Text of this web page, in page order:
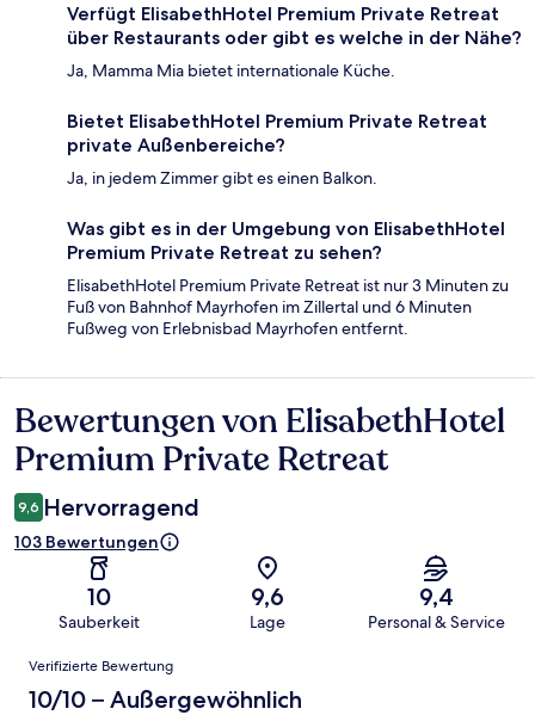
Verfügt ElisabethHotel Premium Private Retreat
über Restaurants oder gibt es welche in der Nähe?
Ja, Mamma Mia bietet internationale Küche.
Bietet ElisabethHotel Premium Private Retreat
private Außenbereiche?
Ja, in jedem Zimmer gibt es einen Balkon.
Was gibt es in der Umgebung von ElisabethHotel
Premium Private Retreat zu sehen?
ElisabethHotel Premium Private Retreat ist nur 3 Minuten zu
Fuß von Bahnhof Mayrhofen im Zillertal und 6 Minuten
Fußweg von Erlebnisbad Mayrhofen entfernt.
Bewertungen
Bewertungen von ElisabethHotel
Premium Private Retreat
9,6 Hervorragend
103 Bewertungen
10
Sauberkeit
9,6
Lage
9,4
Personal & Service
Bewertungen
Verifizierte Bewertung
10/10 – Außergewöhnlich